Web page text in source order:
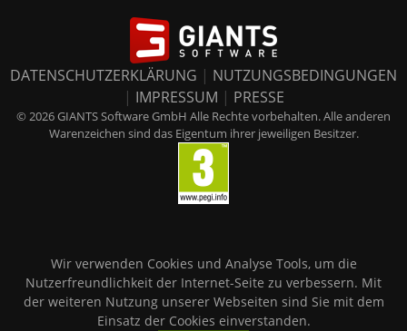
DATENSCHUTZERKLÄRUNG | NUTZUNGSBEDINGUNGEN
| IMPRESSUM | PRESSE
© 2026 GIANTS Software GmbH Alle Rechte vorbehalten. Alle anderen
Warenzeichen sind das Eigentum ihrer jeweiligen Besitzer.
Wir verwenden Cookies und Analyse Tools, um die
Nutzerfreundlichkeit der Internet-Seite zu verbessern. Mit
der weiteren Nutzung unserer Webseiten sind Sie mit dem
Einsatz der Cookies einverstanden.